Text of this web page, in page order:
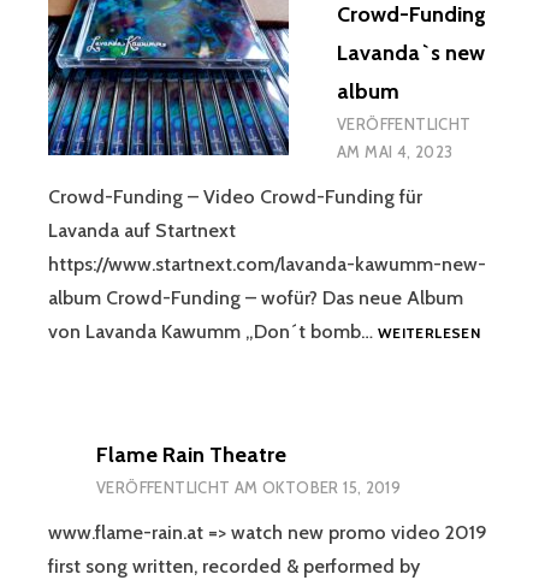
Crowd-Funding
Lavanda`s new
album
VERÖFFENTLICHT
AMMAI 4, 2023
Crowd-Funding – Video Crowd-Funding für
Lavanda auf Startnext
https://www.startnext.com/lavanda-kawumm-new-
album Crowd-Funding – wofür? Das neue Album
von Lavanda Kawumm „Don´t bomb… WEITERLESEN
Flame Rain Theatre
VERÖFFENTLICHT AMOKTOBER 15, 2019
www.flame-rain.at => watch new promo video 2019
first song written, recorded & performed by